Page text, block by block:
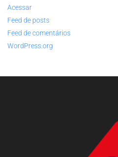
Acessar
Feed de posts
Feed de comentários
WordPress.org